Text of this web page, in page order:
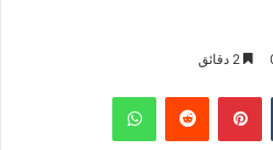
بينتيريست واتساب